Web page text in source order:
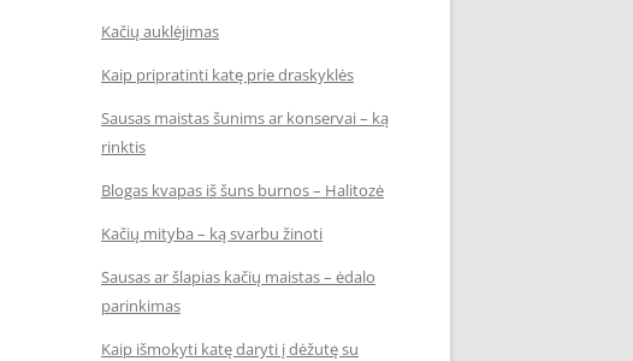
Kačių auklėjimas
Kaip pripratinti katę prie draskyklės
Sausas maistas šunims ar konservai – ką
rinktis
Blogas kvapas iš šuns burnos – Halitozė
Kačių mityba – ką svarbu žinoti
Sausas ar šlapias kačių maistas – ėdalo
parinkimas
Kaip išmokyti katę daryti į dėžutę su